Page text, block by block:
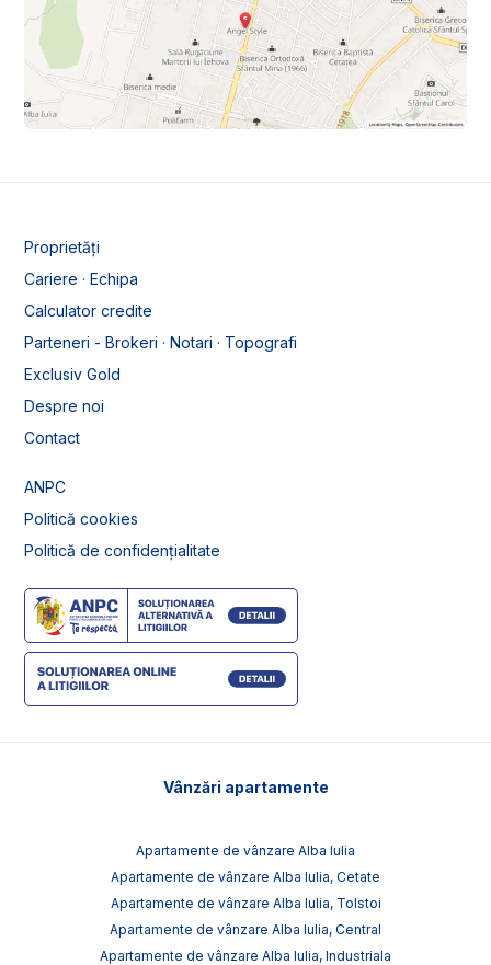
Proprietăți
Cariere · Echipa
Calculator credite
Parteneri - Brokeri · Notari · Topografi
Exclusiv Gold
Despre noi
Contact
ANPC
Politică cookies
Politică de confidențialitate
Vânzări apartamente
Apartamente de vânzare Alba Iulia
Apartamente de vânzare Alba Iulia, Cetate
Apartamente de vânzare Alba Iulia, Tolstoi
Apartamente de vânzare Alba Iulia, Central
Apartamente de vânzare Alba Iulia, Industriala